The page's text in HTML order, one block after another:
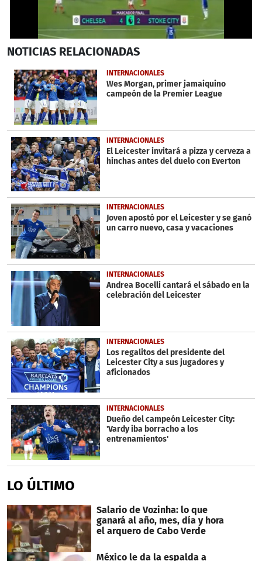
seconds
1
minute,
53
seconds
NOTICIAS RELACIONADAS
INTERNACIONALES
Wes Morgan, primer jamaiquino
campeón de la Premier League
INTERNACIONALES
El Leicester invitará a pizza y cerveza a
hinchas antes del duelo con Everton
INTERNACIONALES
Joven apostó por el Leicester y se ganó
un carro nuevo, casa y vacaciones
INTERNACIONALES
Andrea Bocelli cantará el sábado en la
celebración del Leicester
INTERNACIONALES
Los regalitos del presidente del
Leicester City a sus jugadores y
aficionados
INTERNACIONALES
Dueño del campeón Leicester City:
'Vardy iba borracho a los
entrenamientos'
LO ÚLTIMO
Salario de Vozinha: lo que
ganará al año, mes, día y hora
el arquero de Cabo Verde
México le da la espalda a